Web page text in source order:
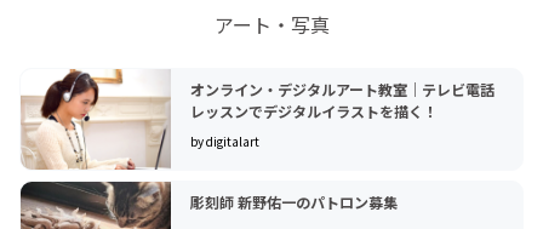
アート・写真
オンライン・デジタルアート教室｜テレビ電話
レッスンでデジタルイラストを描く！
by digitalart
彫刻師 新野佑一のパトロン募集